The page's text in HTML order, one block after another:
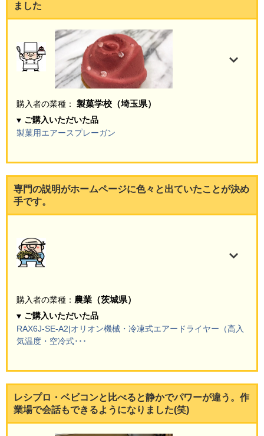
ました
購入者の業種： 製菓学校（埼玉県）
ご購入いただいた品
製菓用エアースプレーガン
専門の説明がホームページに色々と出ていたことが決め
手です。
購入者の業種： 農業（茨城県）
ご購入いただいた品
RAX6J-SE-A2|オリオン機械・冷凍式エアードライヤー（高入
気温度・空冷式･･･
レシプロ・ベビコンと比べると静かでパワーが違う。作
業場で会話もできるようになりました(笑)